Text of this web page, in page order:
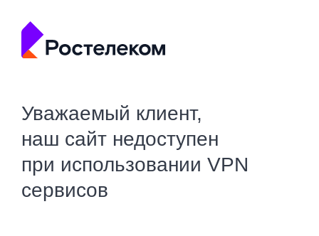
Уважаемый клиент,
наш сайт недоступен
при использовании VPN
сервисов